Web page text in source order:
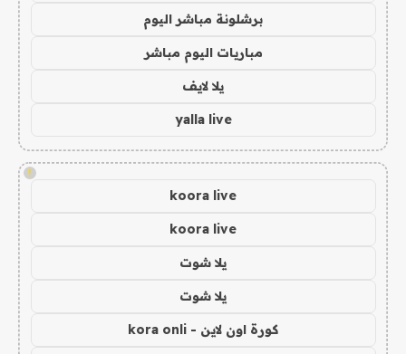
برشلونة مباشر اليوم
مباريات اليوم مباشر
يلا لايف
yalla live
!
koora live
koora live
يلا شوت
يلا شوت
كورة اون لاين - kora onli